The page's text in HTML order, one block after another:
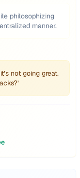
philosophizing
manner.
not going great.